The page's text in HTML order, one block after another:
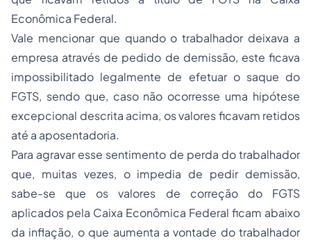
Econômica Federal.
Vale mencionar que quando o trabalhador deixava a
empresa através de pedido de demissão, este ficava
impossibilitado legalmente de efetuar o saque do
FGTS, sendo que, caso não ocorresse uma hipótese
excepcional descrita acima, os valores ficavam retidos
até a aposentadoria.
Para agravar esse sentimento de perda do trabalhador
que, muitas vezes, o impedia de pedir demissão,
sabe-se que os valores de correção do FGTS
aplicados pela Caixa Econômica Federal ficam abaixo
da inflação, o que aumenta a vontade do trabalhador